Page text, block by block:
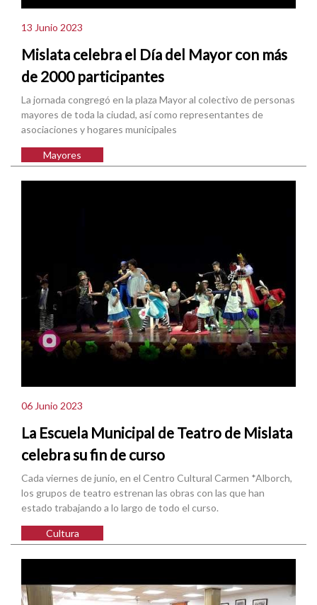
13 Junio 2023
Mislata celebra el Día del Mayor con más
de 2000 participantes
La jornada congregó en la plaza Mayor al colectivo de personas
mayores de toda la ciudad, así como representantes de
asociaciones y hogares municipales
Mayores
06 Junio 2023
La Escuela Municipal de Teatro de Mislata
celebra su fin de curso
Cada viernes de junio, en el Centro Cultural Carmen *Alborch,
los grupos de teatro estrenan las obras con las que han
estado trabajando a lo largo de todo el curso.
Cultura